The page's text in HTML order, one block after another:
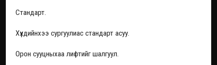
Стандарт.
Хүүхдийнхээ сургуулиас стандарт асуу.
Орон сууцныхаа лифтийг шалгуул.